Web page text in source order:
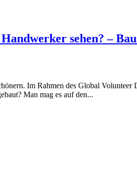
sehen? –
Im Rahmen des Global
Man mag es auf den...